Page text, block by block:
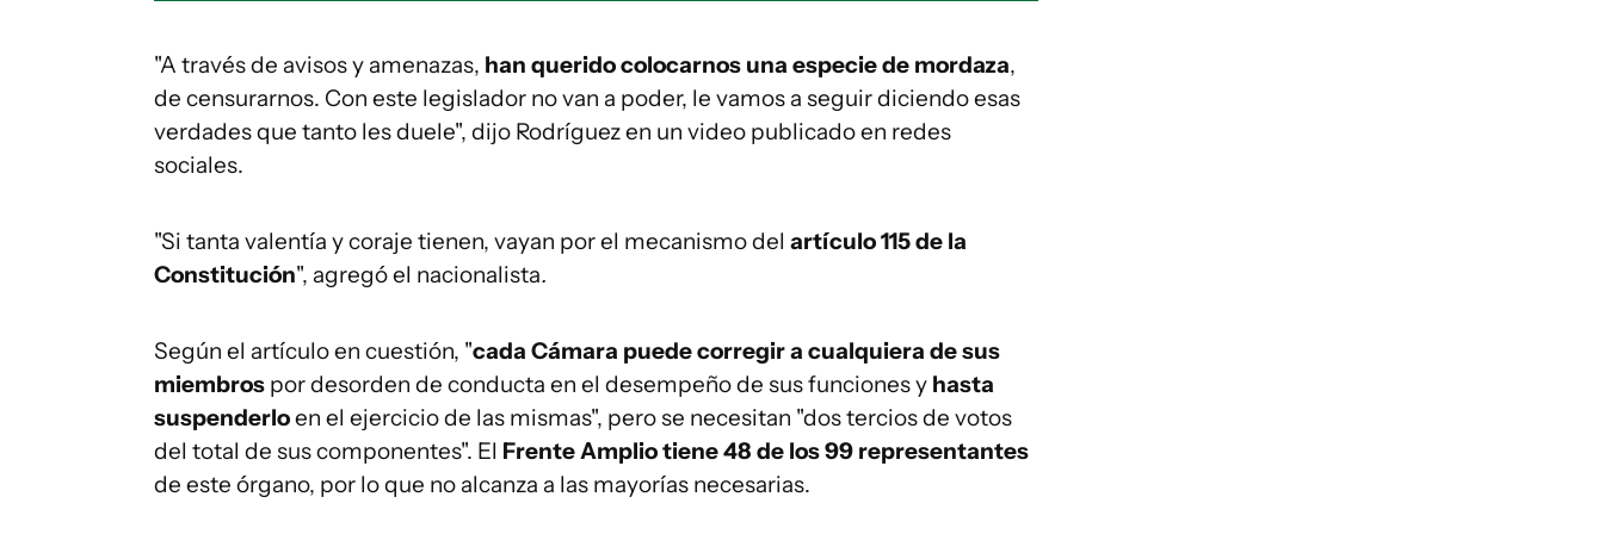
"A través de avisos y amenazas, han querido colocarnos una especie de mordaza,
de censurarnos. Con este legislador no van a poder, le vamos a seguir diciendo esas
verdades que tanto les duele", dijo Rodríguez en un video publicado en redes
sociales.
"Si tanta valentía y coraje tienen, vayan por el mecanismo del artículo 115 de la
Constitución", agregó el nacionalista.
Según el artículo en cuestión, "cada Cámara puede corregir a cualquiera de sus
miembros por desorden de conducta en el desempeño de sus funciones y hasta
suspenderloen el ejercicio de las mismas", pero se necesitan "dos tercios de votos
del total de sus componentes". El Frente Amplio tiene 48 de los 99 representantes
de este órgano, por lo que no alcanza a las mayorías necesarias.